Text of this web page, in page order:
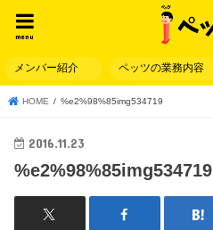
menu
メンバー紹介 ペッツの業務内容
HOME %e2%98%85img534719
2016.11.23
%e2%98%85img534719